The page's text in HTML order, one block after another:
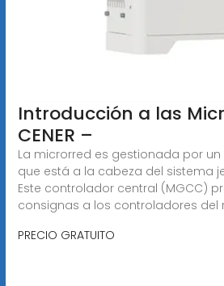
Introducción a las
CENER –
La microrred es gestionada por
que está a la cabeza del sistema
Este controlador central (MGCC)
consignas a los controladores del
PRECIO GRATUITO